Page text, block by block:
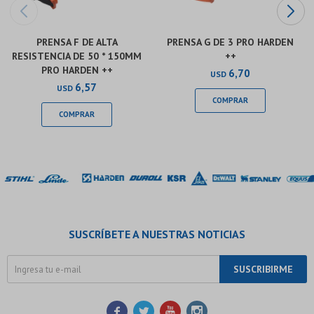
PRENSA F DE ALTA
RESISTENCIA DE 50 * 150MM
PRO HARDEN ++
USD 6,57
PRENSA G DE 3 PRO HARDEN
++
USD 6,70
SUSCRÍBETE A NUESTRAS NOTICIAS
SUSCRIBIRME
   